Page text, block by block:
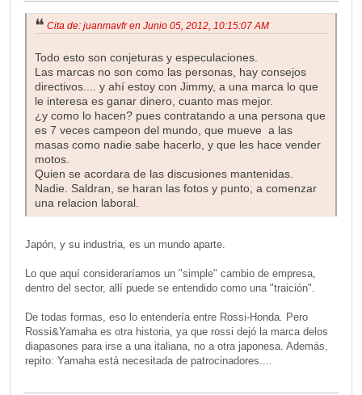
Cita de: juanmavfr en Junio 05, 2012, 10:15:07 AM
Todo esto son conjeturas y especulaciones.
Las marcas no son como las personas, hay consejos
directivos.... y ahí estoy con Jimmy, a una marca lo que
le interesa es ganar dinero, cuanto mas mejor.
¿y como lo hacen? pues contratando a una persona que
es 7 veces campeon del mundo, que mueve a las
masas como nadie sabe hacerlo, y que les hace vender
motos.
Quien se acordara de las discusiones mantenidas.
Nadie. Saldran, se haran las fotos y punto, a comenzar
una relacion laboral.
Japón, y su industria, es un mundo aparte.
Lo que aquí consideraríamos un "simple" cambio de empresa,
dentro del sector, allí puede se entendido como una "traición".
De todas formas, eso lo entendería entre Rossi-Honda. Pero
Rossi&Yamaha es otra historia, ya que rossi dejó la marca delos
diapasones para irse a una italiana, no a otra japonesa. Además,
repito: Yamaha está necesitada de patrocinadores....